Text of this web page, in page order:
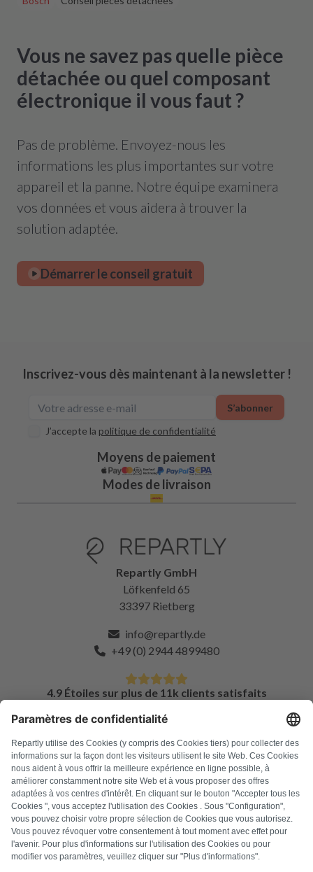
Vous ne savez pas quelle pièce
détachée ou quel composant
électronique il vous faut ?
Pas de problème. Envoyez-nous les
informations les plus importantes sur votre
appareil et la panne. Notre équipe examinera
vos données et vous aidera à trouver la
solution adaptée.
Démarrer le conseil gratuit
Inscrivez-vous dès maintenant à la newsletter !
J’accepte la politique de confidentialité
S’abonner
Moyens de paiement
Modes de livraison
Repartly GmbH
Löfkenfeld 65
33397 Rietberg
info@repartly.de
+49 (0) 2944 4899480
4.9 Étoiles sur plus de 11k clients satisfaits
FAQ
Tous les codes d'erreur
À propos de nous
Presse
Mentions légales